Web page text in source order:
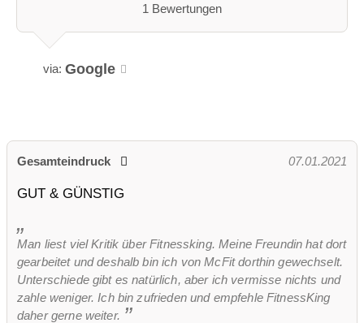
1 Bewertungen
via: Google
Gesamteindruck 07.01.2021
GUT & GÜNSTIG
Man liest viel Kritik über Fitnessking. Meine Freundin hat dort
gearbeitet und deshalb bin ich von McFit dorthin gewechselt.
Unterschiede gibt es natürlich, aber ich vermisse nichts und
zahle weniger. Ich bin zufrieden und empfehle FitnessKing
daher gerne weiter.